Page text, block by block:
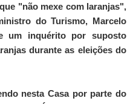
"não mexe com laranjas",
do Turismo, Marcelo
um inquérito por suposto
durante as eleições do
nesta Casa por parte do